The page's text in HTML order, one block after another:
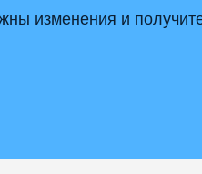
изменения и